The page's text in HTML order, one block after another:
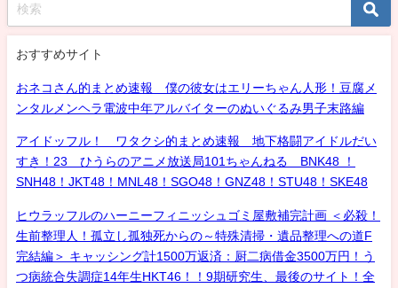
おすすめサイト
おネコさん的まとめ速報 僕の彼女はエリーちゃん人形！豆腐メ
ンタルメンヘラ電波中年アルバイターのぬいぐるみ男子末路編
アイドッフル！ ワタクシ的まとめ速報 地下格闘アイドルだい
すき！23 ひうらのアニメ放送局101ちゃんねる BNK48 ！
SNH48！JKT48！MNL48！SGO48！GNZ48！STU48！SKE48
ヒウラッフルのハーニーフィニッシュゴミ屋敷補完計画 ＜必殺！
生前整理人！孤立し孤独死からの～特殊清掃・遺品整理への道F
完結編＞ キャッシング計1500万返済：厨二病借金3500万円！う
つ病統合失調症14年生HKT46！！9期研究生、最後のサイト！全